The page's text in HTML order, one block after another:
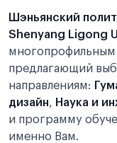
Шэньянский
Shenyang Ligong
многопрофильным
предлагающий
направлениям:
дизайн, Наука и
и программу
именно Вам.